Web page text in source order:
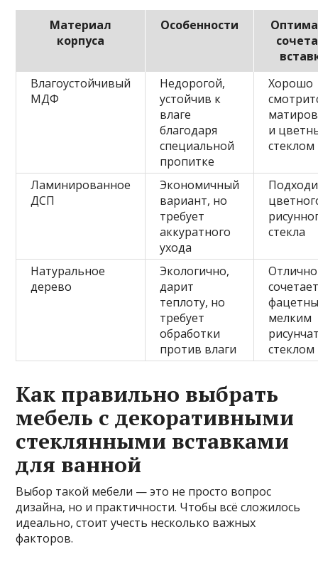
Материал
корпуса
Особенности
Влагоустойчивый
МДФ
Недорогой,
устойчив к
влаге
благодаря
специальной
пропитке
Хорошо
и
стеклом
Ламинированное
ДСП
Экономичный
вариант, но
требует
аккуратного
ухода
стекла
Натуральное
дерево
Экологично,
дарит
теплоту, но
требует
обработки
против влаги
Отлично
мелким
стеклом
Как правильно выбрать
мебель с декоративными
стеклянными вставками
для ванной
Выбор такой мебели — это не просто вопрос
дизайна, но и практичности. Чтобы всё сложилось
идеально, стоит учесть несколько важных
факторов.